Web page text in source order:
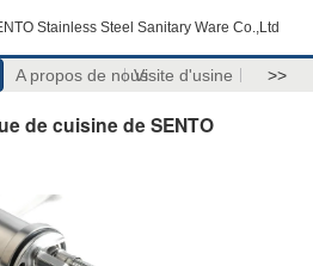
Stainless Steel Sanitary Ware Co.,Ltd
A propos de nousVisite d'usine >>
de cuisine de SENTO